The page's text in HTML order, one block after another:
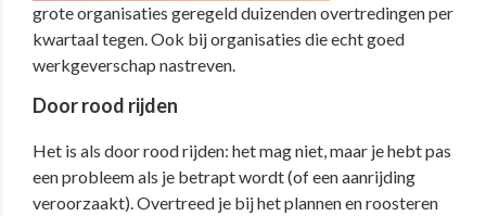
grote organisaties geregeld duizenden overtredingen per
kwartaal tegen. Ook bij organisaties die echt goed
werkgeverschap nastreven.
Door rood rijden
Het is als door rood rijden: het mag niet, maar je hebt pas
een probleem als je betrapt wordt (of een aanrijding
veroorzaakt). Overtreed je bij het plannen en roosteren